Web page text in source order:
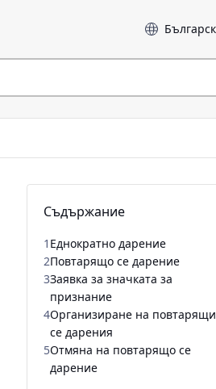
Език
Съдържание
1 Еднократно дарение
2Повтарящо се дарение
3Заявка за значката за
признание
4Организиране на повтарящи
се дарения
5Отмяна на повтарящо се
дарение